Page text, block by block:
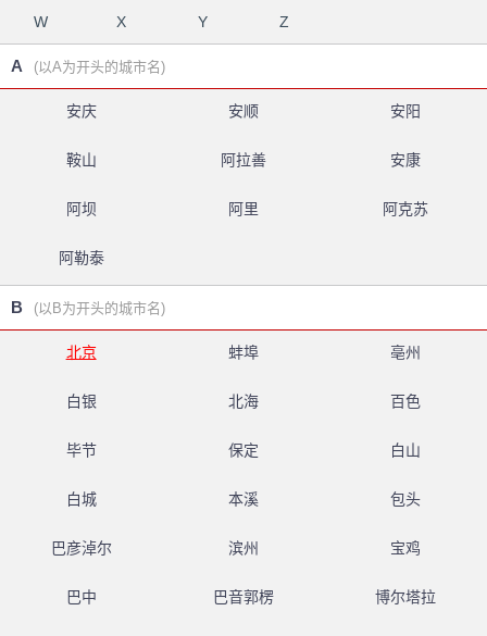
W X Y Z
A (以A为开头的城市名)
安庆 安顺 安阳
鞍山 阿拉善 安康
阿坝 阿里 阿克苏
阿勒泰
B (以B为开头的城市名)
北京 蚌埠 亳州
白银 北海 百色
毕节 保定 白山
白城 本溪 包头
巴彦淖尔 滨州 宝鸡
巴中 巴音郭楞 博尔塔拉